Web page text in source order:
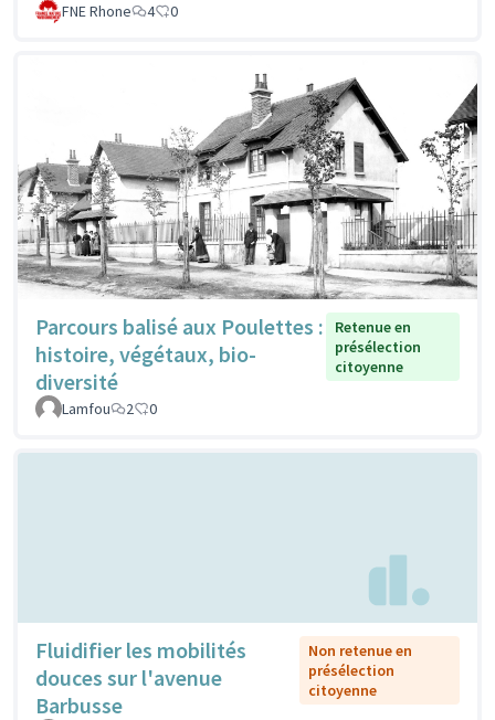
FNE Rhone
4 0
Parcours balisé aux Poulettes :
histoire, végétaux, bio-
diversité
Retenue en
présélection
citoyenne
Lamfou 2 0
Fluidifier les mobilités
douces sur l'avenue
Barbusse
Non retenue en
présélection
citoyenne